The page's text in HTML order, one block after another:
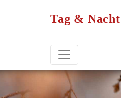
Tag &